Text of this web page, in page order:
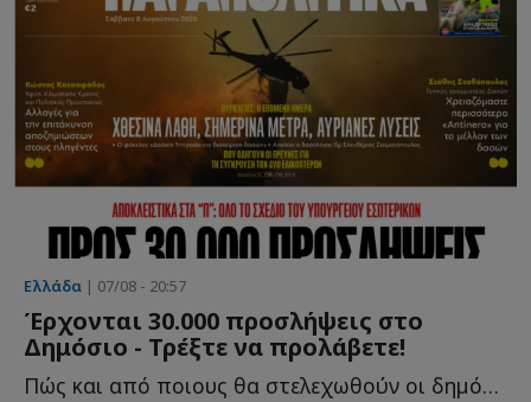
Ελλάδα | 07/08 - 20:57
Έρχονται 30.000 προσλήψεις στο
Δημόσιο - Τρέξτε να προλάβετε!
Πώς και από ποιους θα στελεχωθούν οι δηµόσιες υπηρεσίες κ...